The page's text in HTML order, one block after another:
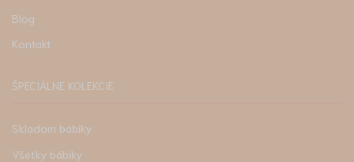
Blog
Kontakt
ŠPECIÁLNE KOLEKCIE
Skladom bábiky
Všetky bábiky